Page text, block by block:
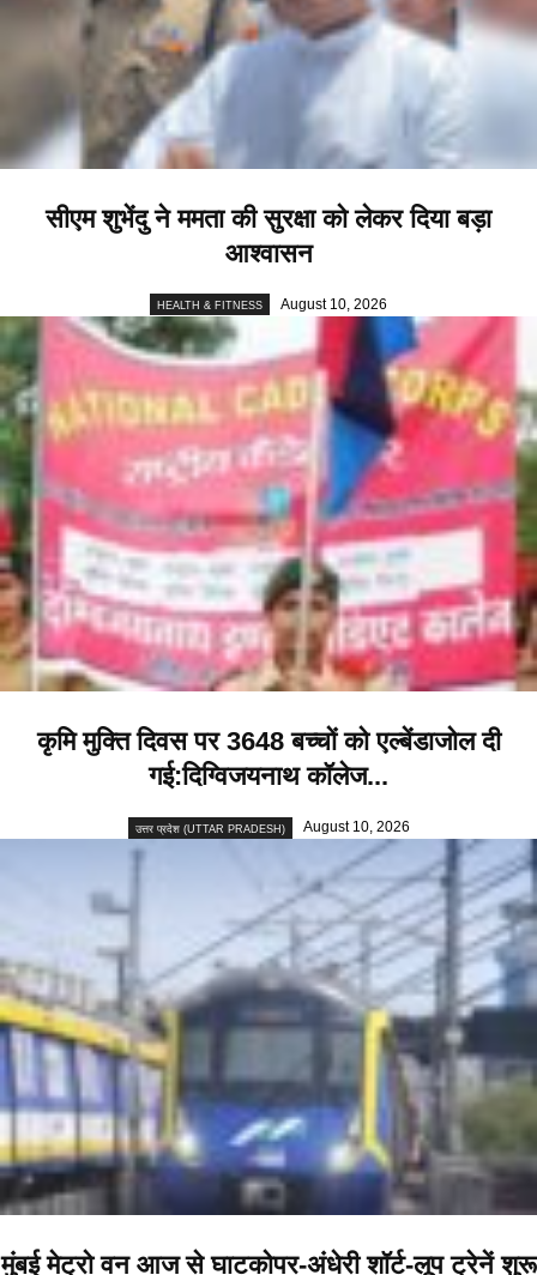
सीएम शुभेंदु ने ममता की सुरक्षा को लेकर दिया बड़ा
आश्वासन
HEALTH & FITNESS August 10, 2026
कृमि मुक्ति दिवस पर 3648 बच्चों को एल्बेंडाजोल दी
गई:दिग्विजयनाथ कॉलेज...
उत्तर प्रदेश (UTTAR PRADESH) August 10, 2026
मुंबई मेट्रो वन आज से घाटकोपर-अंधेरी शॉर्ट-लूप ट्रेनें शुरू